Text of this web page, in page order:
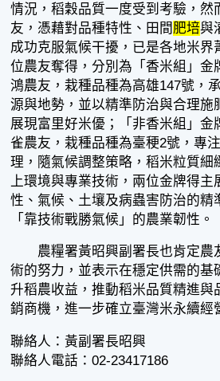
情況，稻穀品質一度受到考驗，然
友，憑藉對品種特性、田間 肥培與
成功克服氣候干擾，已是各地米界
位農友奪得，分別為「香米組」金
鴻農友，栽種品種為高雄147號，
源與地勢，並以精準防治與合理施
展現富里好米優；「非香米組」金
雀農友，栽種品種為臺稉2號，專
理，隨氣候調整策略，稻米粒質細
上環境與專業技術，兩位金牌得
性、氣候、土壤及病蟲害防治的精
「靠技術戰勝氣候」的農業韌性。
農糧署黃昭興副署長也肯定農
術的努力，並表示在穩定供需的基
升稻農收益，推動稻米品質精進與
銷商機，進一步確立臺灣米永續經
聯絡人：黃副署長昭興
聯絡人電話：02-23417186